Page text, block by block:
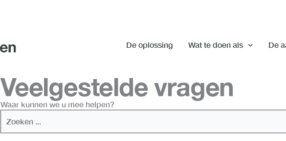
De oplossing Wat te doen als De
Veelgestelde vragen
Waar kunnen we u mee helpen?